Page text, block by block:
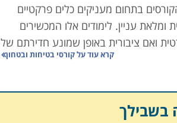
בתחום מעניקים כלים פרקטיים
עניין. לימודים אלו המכשירים
ואם ציבורית באופן שמונע חדירתם של
מקצוע לעתיד בתוך זמן קצר
קרא עוד עלקורסי בטיחות ובטחון
בשבילך